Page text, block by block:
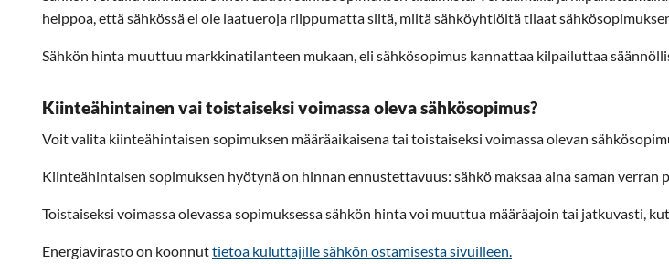
helppoa, että sähkössä ei ole laatueroja riippumatta siitä, miltä sähköyhtiöltä tilaat
Sähkön hinta muuttuu markkinatilanteen mukaan, eli sähkösopimus kannattaa kilpailuttaa
Kiinteähintainen vai toistaiseksi voimassa oleva sähkösopimus?
Voit valita kiinteähintaisen sopimuksen määräaikaisena tai toistaiseksi voimassa olevan
Kiinteähintaisen sopimuksen hyötynä on hinnan ennustettavuus: sähkö maksaa aina saman verran
Toistaiseksi voimassa olevassa sopimuksessa sähkön hinta voi muuttua määräajoin tai jatkuvasti,
Energiavirasto on koonnuttietoa kuluttajille sähkön ostamisesta sivuilleen.